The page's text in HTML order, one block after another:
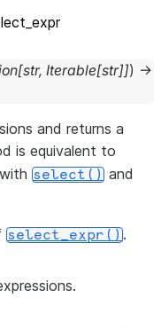
expr
[str, Iterable[str]]) →
and returns a
is equivalent to
with select() and
select_expr().